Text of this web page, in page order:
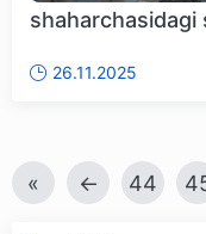
shaharchasidagi
26.11.2025
« ← 44